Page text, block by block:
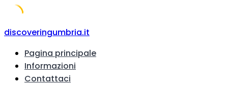
Skip
content
discoveringumbria.it
Pagina principale
Informazioni
Contattaci